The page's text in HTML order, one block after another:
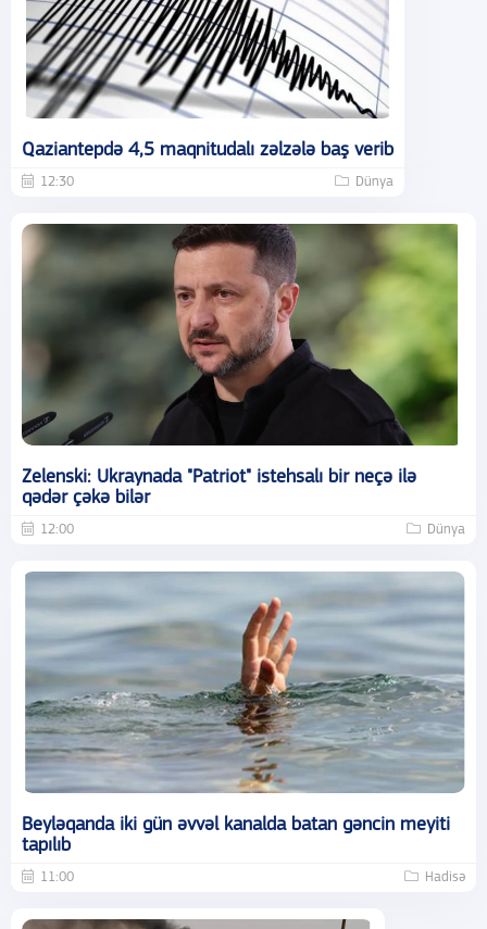
Qaziantepdə 4,5 maqnitudalı zəlzələ baş verib
12:30 Dünya
Zelenski: Ukraynada "Patriot" istehsalı bir neçə ilə
qədər çəkə bilər
12:00 Dünya
Beyləqanda iki gün əvvəl kanalda batan gəncin meyiti
tapılıb
11:00 Hadisə